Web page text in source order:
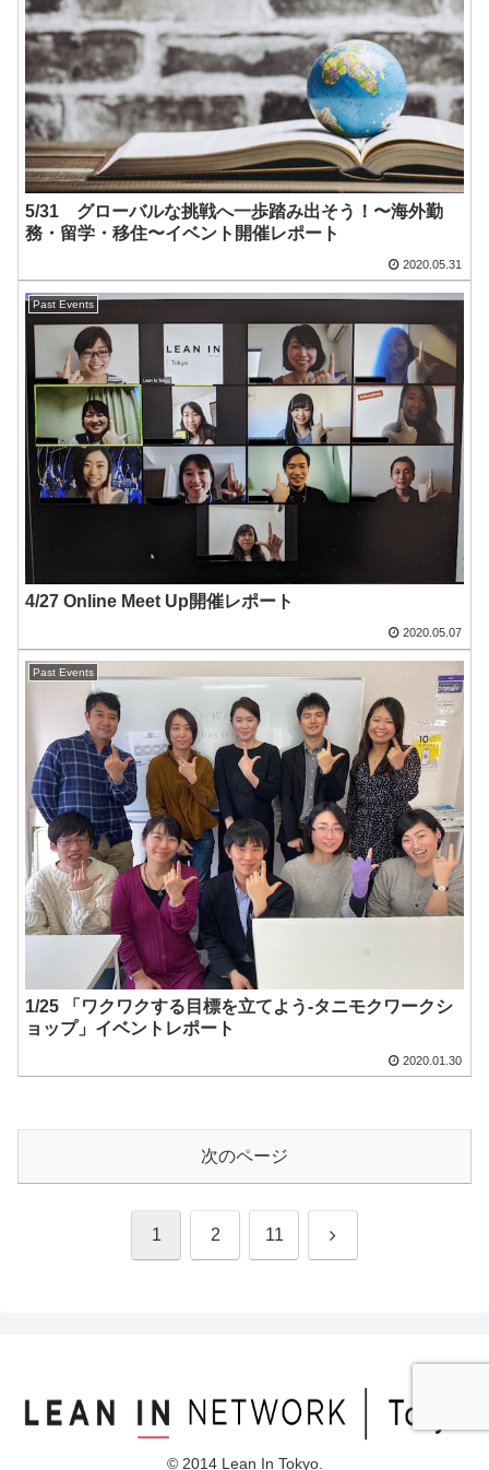
5/31 グローバルな挑戦へ一歩踏み出そう！〜海外勤
務・留学・移住〜イベント開催レポート
2020.05.31
Past Events
4/27 Online Meet Up開催レポート
2020.05.07
Past Events
1/25 「ワクワクする目標を立てよう-タニモクワークシ
ョップ」イベントレポート
2020.01.30
次のページ
1 2 11 次
© 2014 Lean In Tokyo.